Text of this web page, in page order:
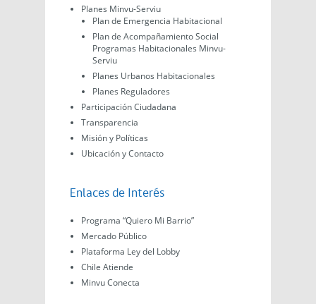
Planes Minvu-Serviu
Plan de Emergencia Habitacional
Plan de Acompañamiento Social
Programas Habitacionales Minvu-
Serviu
Planes Urbanos Habitacionales
Planes Reguladores
Participación Ciudadana
Transparencia
Misión y Políticas
Ubicación y Contacto
Enlaces de Interés
Programa “Quiero Mi Barrio”
Mercado Público
Plataforma Ley del Lobby
Chile Atiende
Minvu Conecta